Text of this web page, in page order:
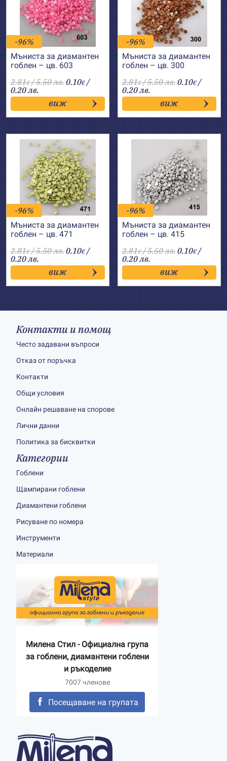
-96%
Мъниста за диамантен
гоблен – цв. 603
2.81€/ 5.50 лв.0.10€ /
0.20 лв.
виж
-96%
Мъниста за диамантен
гоблен – цв. 300
2.81€/ 5.50 лв.0.10€ /
0.20 лв.
виж
-96%
Мъниста за диамантен
гоблен – цв. 471
2.81€/ 5.50 лв.0.10€ /
0.20 лв.
виж
-96%
Мъниста за диамантен
гоблен – цв. 415
2.81€/ 5.50 лв.0.10€ /
0.20 лв.
виж
Контакти и помощ
Често задавани въпроси
Отказ от поръчка
Контакти
Общи условия
Онлайн решаване на спорове
Лични данни
Политика за бисквитки
Категории
Гоблени
Щампирани гоблени
Диамантени гоблени
Рисуване по номера
Инструменти
Материали
Милена Стил - Официална група
за гоблени, диамантени гоблени
и ръкоделие
7007 членове
Посещаване на групата